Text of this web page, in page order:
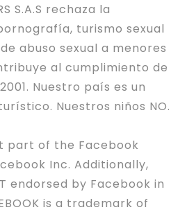
S.A.S rechaza la
turismo sexual
abuso sexual a menores
al cumplimiento de
Nuestro país es un
Nuestros niños NO.
part of the Facebook
Inc. Additionally,
endorsed by Facebook in
is a trademark of